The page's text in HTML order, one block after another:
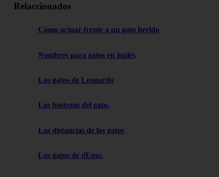
Relaccionados
Cómo actuar frente a un gato herido
Nombres para gatos en inglés
Los gatos de Leonardo
Los bostezos del gato.
Las distancias de los gatos
Los gatos de dEmo.